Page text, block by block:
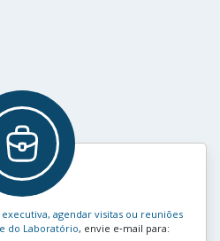
agendar visitas ou reuniões
do Laboratório, envie e‑mail para: